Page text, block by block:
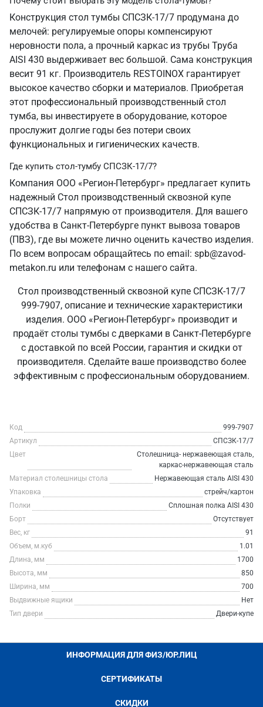
Конструкция стол тумбы СПСЗК-17/7 продумана до
мелочей: регулируемые опоры компенсируют
неровности пола, а прочный каркас из трубы Труба
AISI 430 выдерживает вес большой. Сама конструкция
весит 91 кг. Производитель RESTOINOX гарантирует
высокое качество сборки и материалов. Приобретая
этот профессиональный производственный стол
тумба, вы инвестируете в оборудование, которое
прослужит долгие годы без потери своих
функциональных и гигиенических качеств.
Где купить стол-тумбу СПСЗК-17/7?
Компания ООО «Регион-Петербург» предлагает купить
надежный Стол производственный сквозной купе
СПСЗК-17/7 напрямую от производителя. Для вашего
удобства в Санкт‑Петербурге пункт вывоза товаров
(ПВЗ), где вы можете лично оценить качество изделия.
По всем вопросам обращайтесь по email: spb@zavod-
metakon.ru или телефонам с нашего сайта.
Стол производственный сквозной купе СПСЗК-17/7
999-7907, описание и технические характеристики
изделия. ООО «Регион-Петербург» производит и
продаёт столы тумбы с дверками в Санкт‑Петербурге
с доставкой по всей России, гарантия и скидки от
производителя. Сделайте ваше производство более
эффективным с профессиональным оборудованием.
Код
999-7907
Артикул
СПСЗК-17/7
Цвет
Столешница- нержавеющая сталь,
каркас-нержавеющая сталь
Материал столешницы стола
Нержавеющая сталь AISI 430
Упаковка
стрейч/картон
Полки
Сплошная полка AISI 430
Борт
Отсутствует
Вес, кг
91
Объем, м.куб
1.01
Длина, мм
1700
Высота, мм
850
Ширина, мм
700
Выдвижные ящики
Нет
Тип двери
Двери-купе
ИНФОРМАЦИЯ ДЛЯ ФИЗ/ЮР.ЛИЦ
СЕРТИФИКАТЫ
СКИДКИ